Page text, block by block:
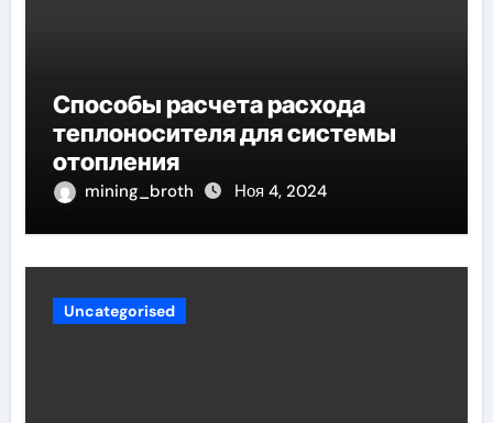
Способы расчета расхода
теплоносителя для системы
отопления
mining_broth Ноя 4, 2024
Uncategorised